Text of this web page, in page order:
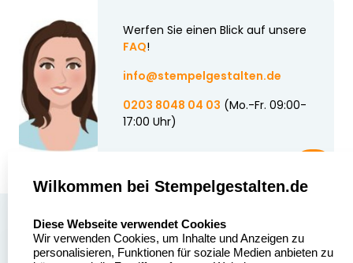
Werfen Sie einen Blick auf unsere
FAQ!
info@stempelgestalten.de
0203 8048 04 03 (Mo.-Fr. 09:00-
17:00 Uhr)
Stempelgestalten.de
Über uns
Sitemap
Wilkommen bei Stempelgestalten.de
Diese Webseite verwendet Cookies
Wir verwenden Cookies, um Inhalte und Anzeigen zu
personalisieren, Funktionen für soziale Medien anbieten zu